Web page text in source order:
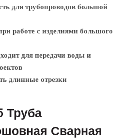
для трубопроводов большой
работе с изделиями большого
для передачи воды и
длинные отрезки
Труба
Сварная